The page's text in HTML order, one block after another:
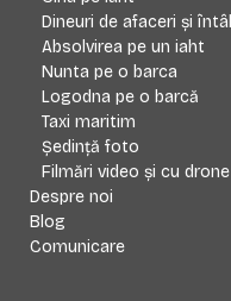
Absolvirea pe un iaht
Nunta pe o barca
Logodna pe o barcă
Taxi maritim
Ședință foto
Filmări video și cu drone
Despre noi
Blog
Comunicare